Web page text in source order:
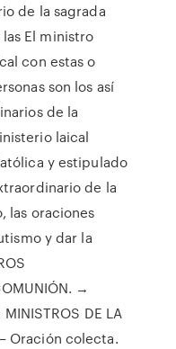
de la sagrada
El ministro
con estas o
son los así
de la
laical
y estipulado
de la
las oraciones
y dar la
→
DE LA
Oración colecta.